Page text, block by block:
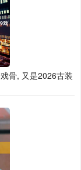
骨, 又是2026古装